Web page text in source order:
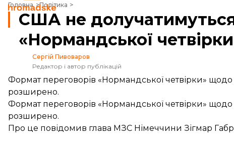
Головна Політика
США не долучатимуться до переговорів «Нормандської четвірки»
США не
«Нормандської
Сергій Пивоваров
Редактор і автор публікацій
Формат переговорів «Нормандської четвірки»
розширено.
Формат переговорів «Нормандської четвірки»
розширено.
Про це повідомив глава МЗС Німеччини Зігмар